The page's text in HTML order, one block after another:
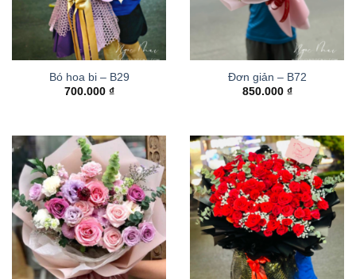
Bó hoa bi – B29
700.000 ₫
Đơn giản – B72
850.000 ₫